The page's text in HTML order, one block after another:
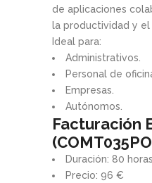
de aplicaciones
la productividad y
Ideal para:
Administrativos.
Personal de
Empresas.
Autónomos.
Facturación
Duración: 80 horas
Precio: 96 €